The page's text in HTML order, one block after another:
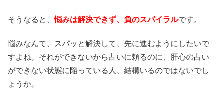
そうなると、悩みは解決できず、負のスパイラルです。
悩みなんて、スパッと解決して、先に進むようにしたいで
すよね。それができないから占いに頼るのに、肝心の占い
ができない状態に陥っている人、結構いるのではないでし
ょうか。